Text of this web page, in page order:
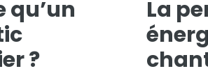
qu’un
?
La